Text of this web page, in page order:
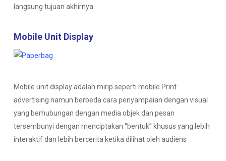
langsung tujuan akhirnya.
Mobile Unit Display
Mobile unit display adalah mirip seperti mobile Print
advertising namun berbeda cara penyampaian dengan visual
yang berhubungan dengan media objek dan pesan
tersembunyi dengan menciptakan “bentuk” khusus yang lebih
interaktif dan lebih bercerita ketika dilihat oleh audiens